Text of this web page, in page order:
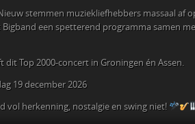
stemmen muziekliefhebbers massaal af
een spetterend programma samen
Top 2000-concert in Groningen én Assen.
19 december 2026
vol herkenning, nostalgie en swing niet!